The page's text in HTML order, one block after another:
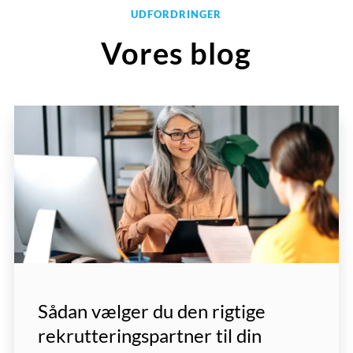
UDFORDRINGER
Vores blog
Sådan vælger du den rigtige
rekrutteringspartner til din